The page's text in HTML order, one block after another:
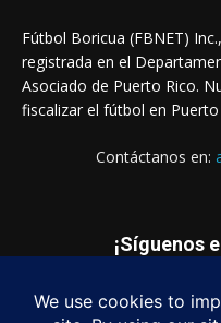
Fútbol Boricua (FBNET)
registrada en el
Asociado de Puerto Rico.
fiscalizar el fútbol en Puerto
Contáctanos en:
¡Síguenos